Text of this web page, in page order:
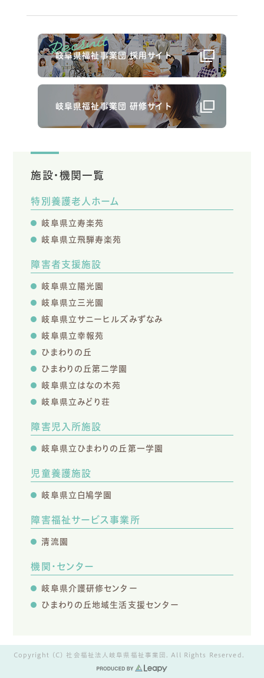
岐阜県福祉事業団 採用サイト
岐阜県福祉事業団 研修サイト
施設・機関一覧
特別養護老人ホーム
岐阜県立寿楽苑
岐阜県立飛騨寿楽苑
障害者支援施設
岐阜県立陽光園
岐阜県立三光園
岐阜県立サニーヒルズみずなみ
岐阜県立幸報苑
ひまわりの丘
ひまわりの丘第二学園
岐阜県立はなの木苑
岐阜県立みどり荘
障害児入所施設
岐阜県立ひまわりの丘第一学園
児童養護施設
岐阜県立白鳩学園
障害福祉サービス事業所
清流園
機関・センター
岐阜県介護研修センター
ひまわりの丘地域生活支援センター
Copyright (C) 社会福祉法人岐阜県福祉事業団. All Rights Reserved.